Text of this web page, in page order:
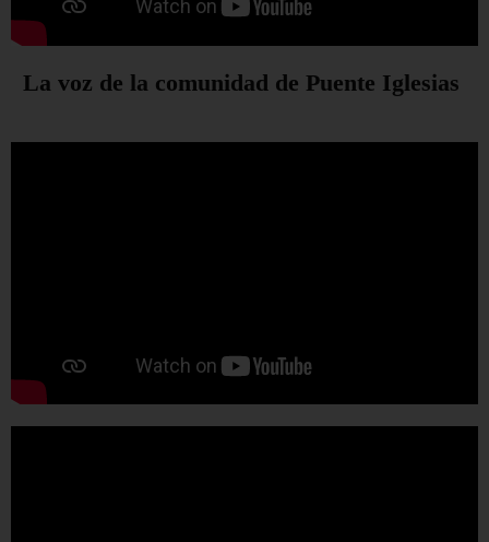
La voz de la comunidad de Puente Iglesias